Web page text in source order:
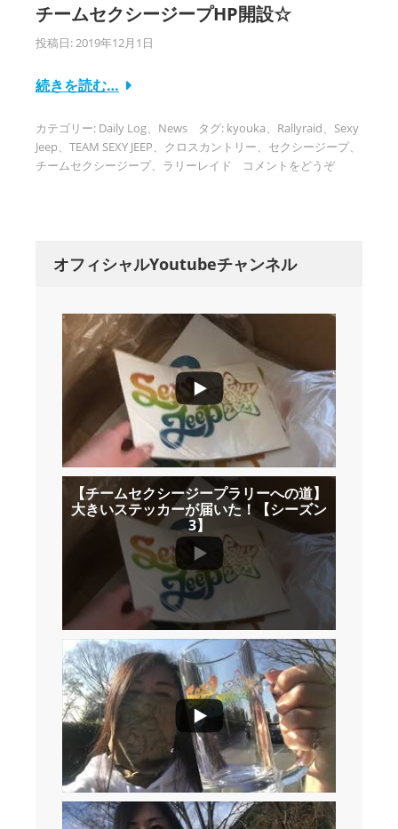
チームセクシージープHP開設☆
投稿日:2019年12月1日
続きを読む…
カテゴリー: Daily Log、 News タグ: kyouka、 Rallyraid、 Sexy
Jeep、 TEAM SEXY JEEP、 クロスカントリー、 セクシージープ、
チームセクシージープ、 ラリーレイド コメントをどうぞ
オフィシャルYoutubeチャンネル
【チームセクシージープラリーへの道】
大きいステッカーが届いた！【シーズン
3】